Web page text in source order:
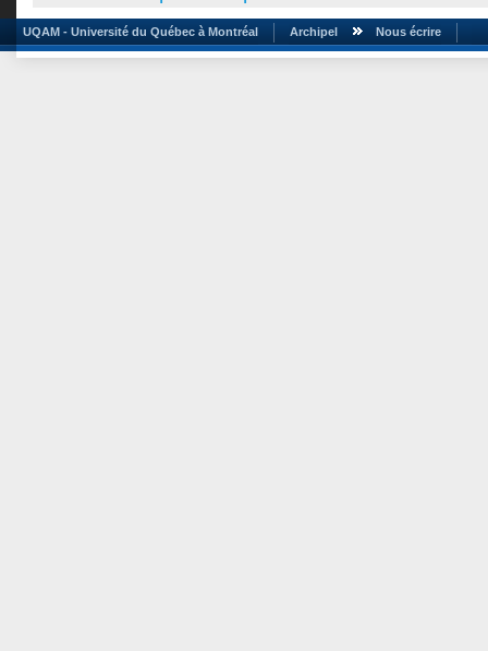
UQAM - Université du Québec à Montréal Archipel Nous écrire